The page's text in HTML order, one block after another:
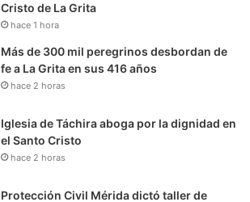
Cristo de La Grita
hace 1 hora
Más de 300 mil peregrinos desbordan de
fe a La Grita en sus 416 años
hace 2 horas
Iglesia de Táchira aboga por la dignidad en
el Santo Cristo
hace 2 horas
Protección Civil Mérida dictó taller de